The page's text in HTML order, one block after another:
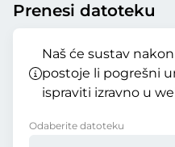
Prenesi datoteku
Naš će sustav
postoje li pogrešni
ispraviti izravno u
Odaberite datoteku